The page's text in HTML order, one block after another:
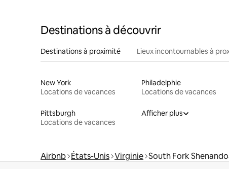
Destinations à découvrir
Destinations à proximité Lieux incontournables à
New York
Locations de vacances
Philadelphie
Locations de vacances
Pittsburgh
Locations de vacances
Afficher plus
Airbnb États-Unis Virginie South Fork